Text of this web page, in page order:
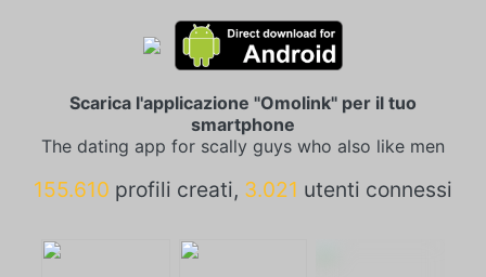
Scarica l'applicazione "Omolink" per il tuo
smartphone
The dating app for scally guys who also like men
155.610 profili creati, 3.021 utenti connessi